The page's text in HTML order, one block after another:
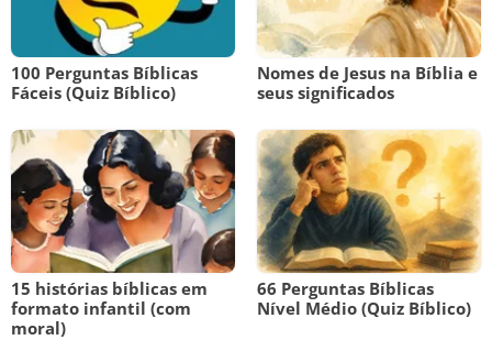
100 Perguntas Bíblicas
Fáceis (Quiz Bíblico)
Nomes de Jesus na Bíblia e
seus significados
15 histórias bíblicas em
formato infantil (com
moral)
66 Perguntas Bíblicas
Nível Médio (Quiz Bíblico)